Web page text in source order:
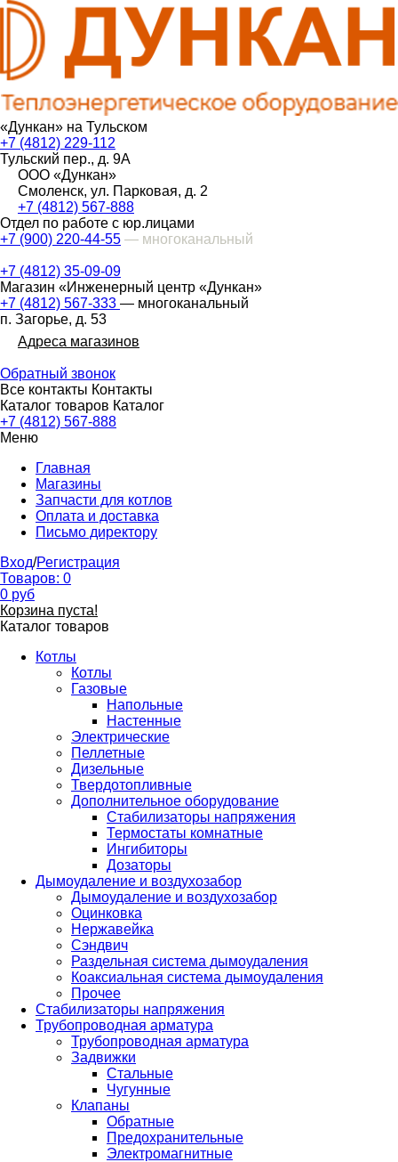
«Дункан» на Тульском
+7 (4812) 229-112
Тульский пер., д. 9А
ООО «Дункан»
Смоленск, ул. Парковая, д. 2
+7 (4812) 567-888
Отдел по работе с юр.лицами
+7 (900) 220-44-55 — многоканальный
+7 (4812) 35-09-09
Магазин «Инженерный центр «Дункан»
+7 (4812) 567-333 — многоканальный
п. Загорье, д. 53
Адреса магазинов
Обратный звонок
Все контакты Контакты
Каталог товаров Каталог
+7 (4812) 567-888
Меню
Главная
Магазины
Запчасти для котлов
Оплата и доставка
Письмо директору
Вход/Регистрация
Товаров: 0
0 руб
Корзина пуста!
Каталог товаров
Котлы
Котлы
Газовые
Напольные
Настенные
Электрические
Пеллетные
Дизельные
Твердотопливные
Дополнительное оборудование
Стабилизаторы напряжения
Термостаты комнатные
Ингибиторы
Дозаторы
Дымоудаление и воздухозабор
Дымоудаление и воздухозабор
Оцинковка
Нержавейка
Сэндвич
Раздельная система дымоудаления
Коаксиальная система дымоудаления
Прочее
Стабилизаторы напряжения
Трубопроводная арматура
Трубопроводная арматура
Задвижки
Стальные
Чугунные
Клапаны
Обратные
Предохранительные
Электромагнитные